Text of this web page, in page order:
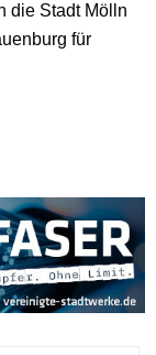
die Stadt Mölln
für